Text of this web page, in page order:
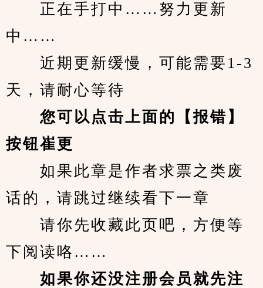
正在手打中……努力更新
中……
近期更新缓慢，可能需要1-3
天，请耐心等待
您可以点击上面的【报错】
按钮崔更
如果此章是作者求票之类废
话的，请跳过继续看下一章
请你先收藏此页吧，方便等
下阅读咯……
如果你还没注册会员就先注